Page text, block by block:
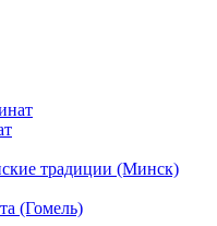
традиции (Минск)
(Гомель)